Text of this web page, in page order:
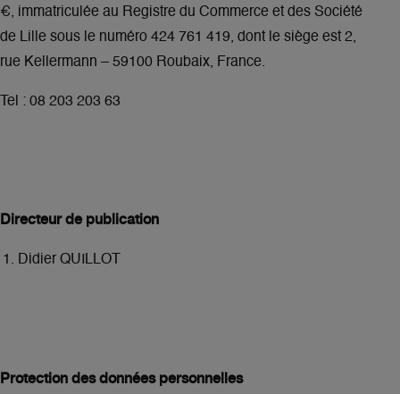
€, immatriculée au Registre du Commerce et des Société
de Lille sous le numéro 424 761 419, dont le siège est 2,
rue Kellermann – 59100 Roubaix, France.
Tel : 08 203 203 63
Directeur de publication
Didier QUILLOT
Protection des données personnelles